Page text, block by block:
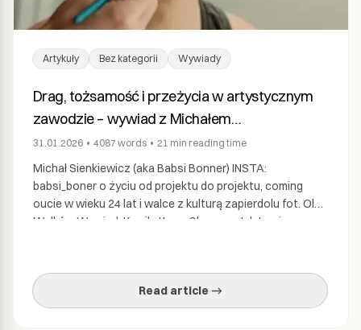
Artykuły Bez kategorii Wywiady
Drag, tożsamość i przeżycia w artystycznym
zawodzie – wywiad z Michałem
Sienkiewiczem
31.01.2026 • 4087 words • 21 min reading time
Michał Sienkiewicz (aka Babsi Bonner) INSTA:
babsi_boner o życiu od projektu do projektu, coming
oucie w wieku 24 lat i walce z kulturą zapierdolu fot. Ola
Walków Wywiad: Kamila Knap, Shroom: Jak to się
żartów nagrywaliśmy filmiki. Miałem […]
Read article →